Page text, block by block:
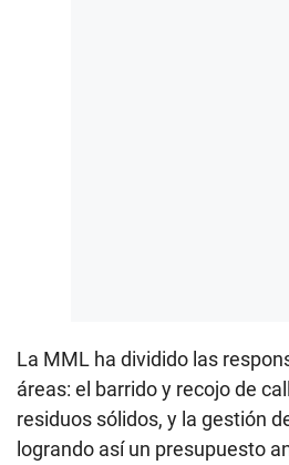
La MML ha dividido las
áreas: el barrido y recojo de
residuos sólidos, y la gestión
logrando así un presupuesto